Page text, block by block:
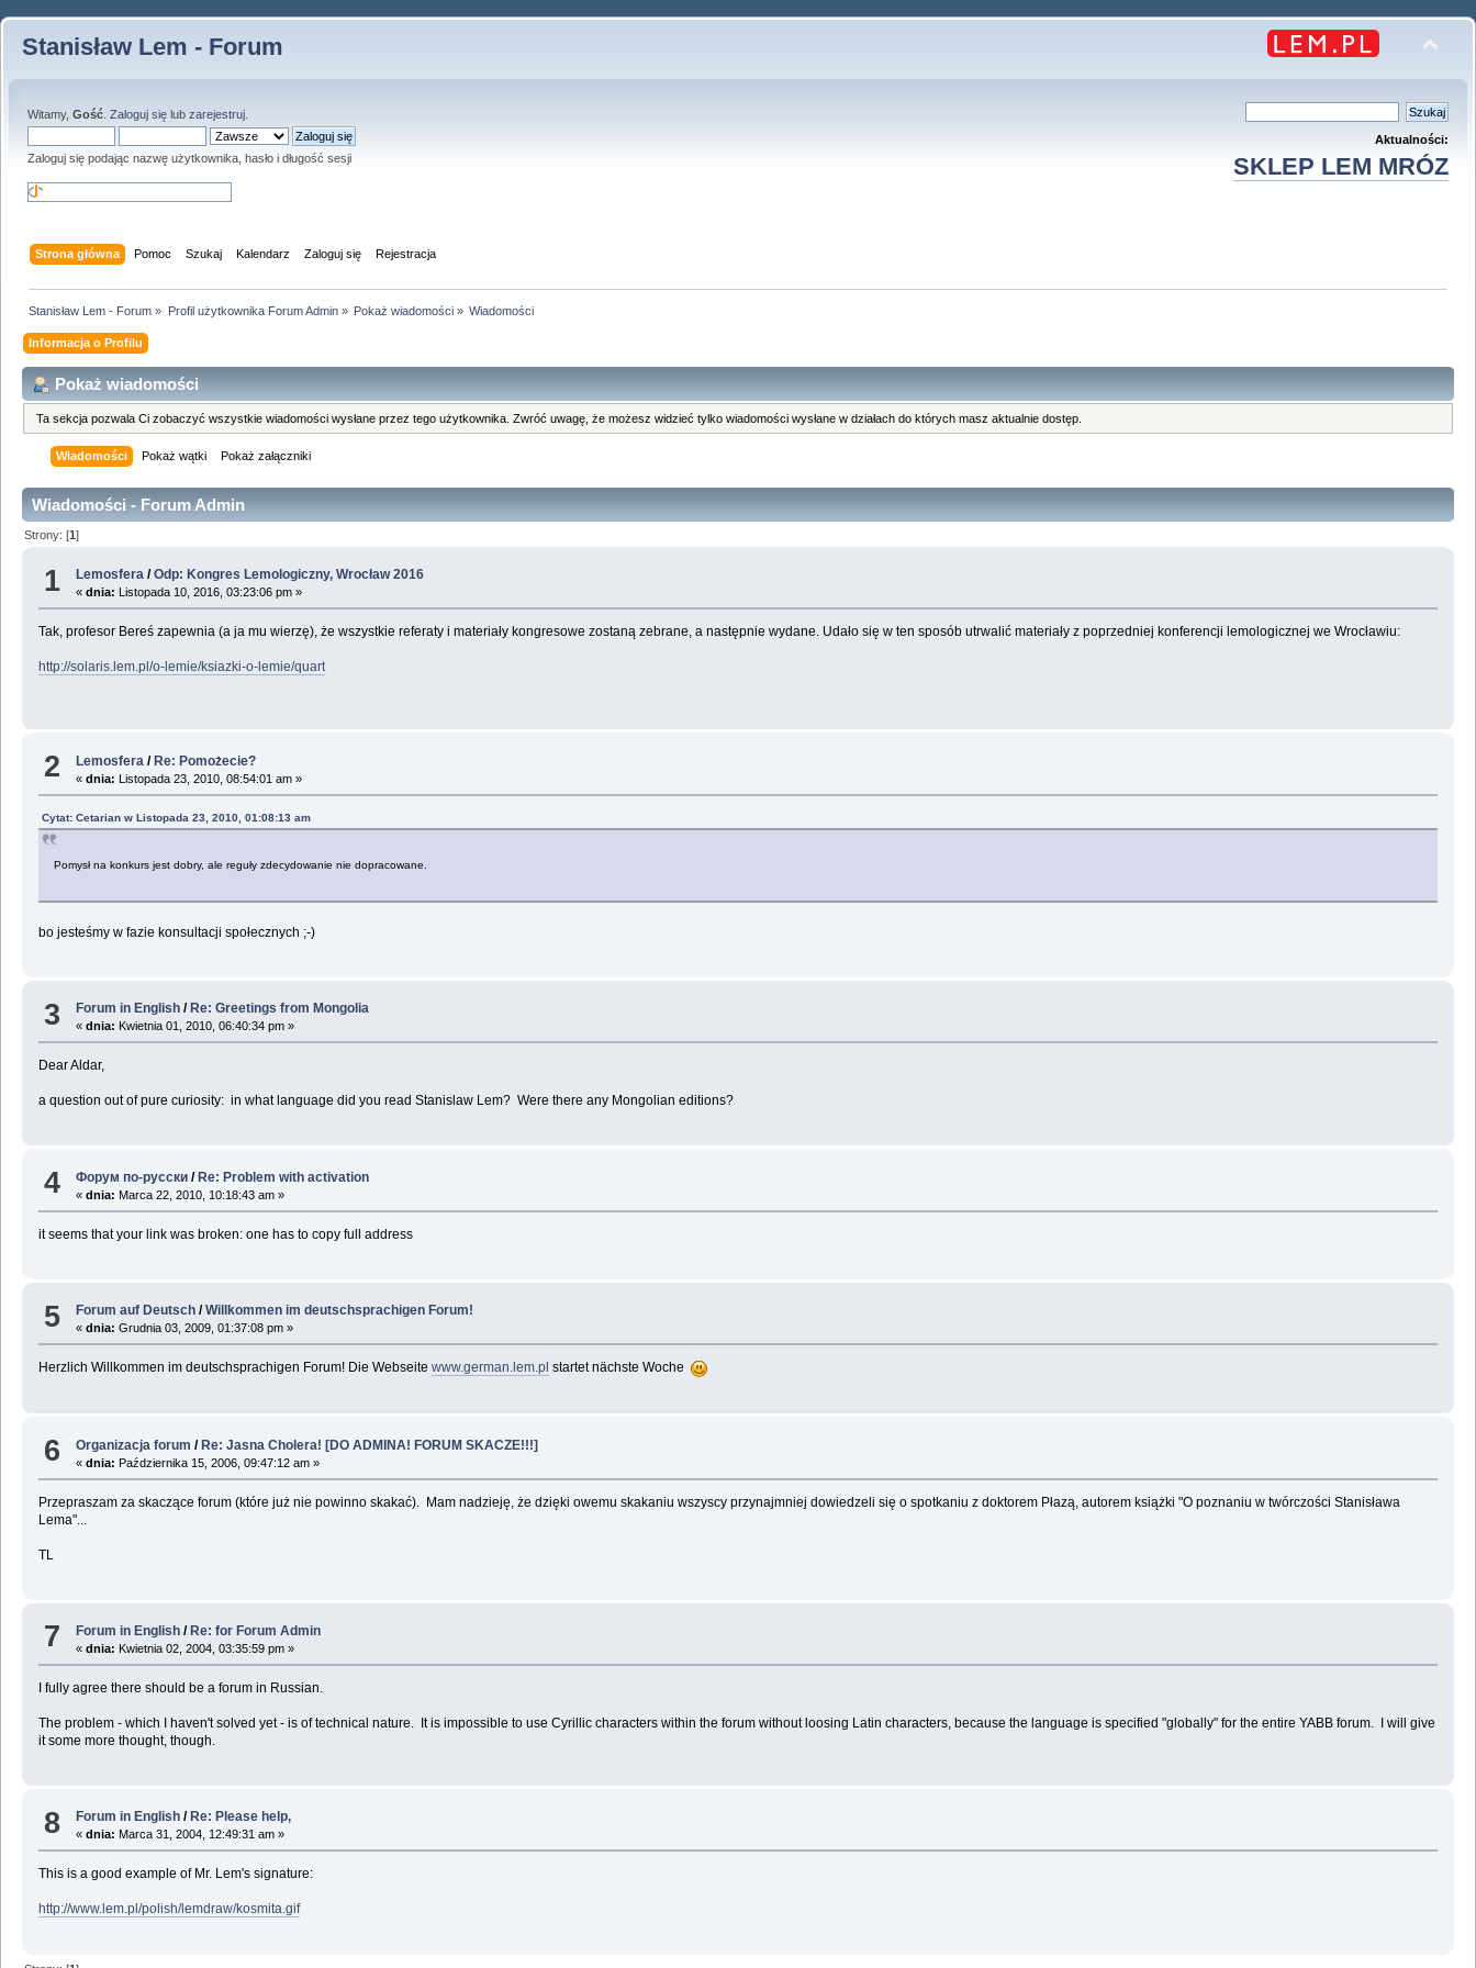
Stanisław Lem - Forum
Witamy, Gość Zaloguj się lub zarejestruj
Zaloguj się podając nazwę użytkownika, hasło i długość sesji
Aktualności:
SKLEP LEM MRÓZ
Strona główna Pomoc Szukaj Kalendarz Zaloguj się Rejestracja
Stanisław Lem - Forum » Profil użytkownika Forum Admin» Pokaż wiadomości» Wiadomości
Informacja o Profilu
Pokaż wiadomości
Ta sekcja pozwala Ci zobaczyć wszystkie wiadomości wysłane przez tego użytkownika. Zwróć uwagę, że możesz widzieć tylko wiadomości wysłane w działach do których masz aktualnie dostęp.
Wiadomości Pokaż wątki Pokaż załączniki
Wiadomości - Forum Admin
Strony: [1]
1 Lemosfera /Odp: Kongres Lemologiczny, Wrocław 2016
«dnia: Listopada 10, 2016, 03:23:06 pm »
Tak, profesor Bereś zapewnia (a ja mu wierzę), że wszystkie referaty i materiały kongresowe zostaną zebrane, a następnie wydane. Udało się w ten sposób utrwalić materiały z poprzedniej konferencji lemologicznej we Wrocławiu:
http://solaris.lem.pl/o-lemie/ksiazki-o-lemie/quart
2 Lemosfera /Re: Pomożecie?
«dnia: Listopada 23, 2010, 08:54:01 am »
Cytat: Cetarian w Listopada 23, 2010, 01:08:13 am
Pomysł na konkurs jest dobry, ale reguły zdecydowanie nie dopracowane.
bo jesteśmy w fazie konsultacji społecznych ;-)
3 Forum in English / Re: Greetings from Mongolia
«dnia: Kwietnia 01, 2010, 06:40:34 pm »
Dear Aldar,
a question out of pure curiosity: in what language did you read Stanislaw Lem? Were there any Mongolian editions?
4 Форум по-русски /Re: Problem with activation
«dnia: Marca 22, 2010, 10:18:43 am »
it seems that your link was broken: one has to copy full address
5 Forum auf Deutsch /Willkommen im deutschsprachigen Forum!
«dnia: Grudnia 03, 2009, 01:37:08 pm »
Herzlich Willkommen im deutschsprachigen Forum! Die Webseite www.german.lem.pl startet nächste Woche
6 Organizacja forum /Re: Jasna Cholera! [DO ADMINA! FORUM SKACZE!!!]
«dnia: Października 15, 2006, 09:47:12 am »
Przepraszam za skaczące forum (które już nie powinno skakać). Mam nadzieję, że dzięki owemu skakaniu wszyscy przynajmniej dowiedzeli się o spotkaniu z doktorem Płazą, autorem książki "O poznaniu w twórczości Stanisława
Lema"...
TL
7 Forum in English / Re: for Forum Admin
«dnia: Kwietnia 02, 2004, 03:35:59 pm »
I fully agree there should be a forum in Russian.
The problem - which I haven't solved yet - is of technical nature. It is impossible to use Cyrillic characters within the forum without loosing Latin characters, because the language is specified "globally" for the entire YABB forum. I will give
it some more thought, though.
8 Forum in English / Re: Please help,
«dnia: Marca 31, 2004, 12:49:31 am »
This is a good example of Mr. Lem's signature:
http://www.lem.pl/polish/lemdraw/kosmita.gif